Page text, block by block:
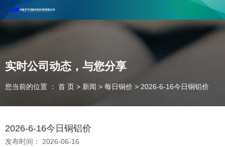
河南丰尔彻新材料科技有限公司欢迎合作咨询！
联系电话：18037947756
实时公司动态，与您分享
您当前的位置 ： 首 页 > 新闻 > 每日铜价 > 2026-6-16今日铜铝价
2026-6-16今日铜铝价
发布时间： 2026-06-16